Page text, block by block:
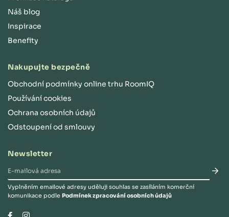
Náš blog
Inspirace
Benefity
Nakupujte bezpečně
Obchodní podmínky online trhu RoomIQ
Používání cookies
Ochrana osobních údajů
Odstoupení od smlouvy
Newsletter
Vyplněním emailové adresy uděluji souhlas se zasíláním komerční
komunikace podle Podmínek zpracování osobních údajů
FacebookInstagram